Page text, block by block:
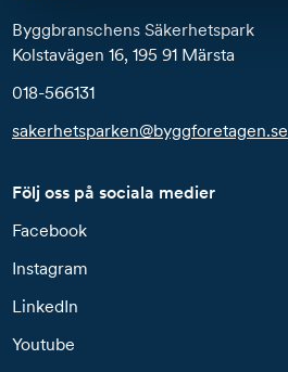
Byggbranschens Säkerhetspark
Kolstavägen 16, 195 91 Märsta
018-566131
sakerhetsparken@byggforetagen.se
Följ oss på sociala medier
Facebook
Instagram
LinkedIn
Youtube